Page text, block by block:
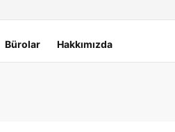
Bürolar Hakkımızda